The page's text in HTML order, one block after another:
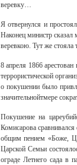
веревку…
Я отвернулся и
Наконец министр
веревкою. Тут же стояла
8 апреля 1866
террористической
о покушении было
значительнойтмере
Покушение на
Комисарова
общим пением «Боже,
Царской Семьи
ограде Летнего сада в